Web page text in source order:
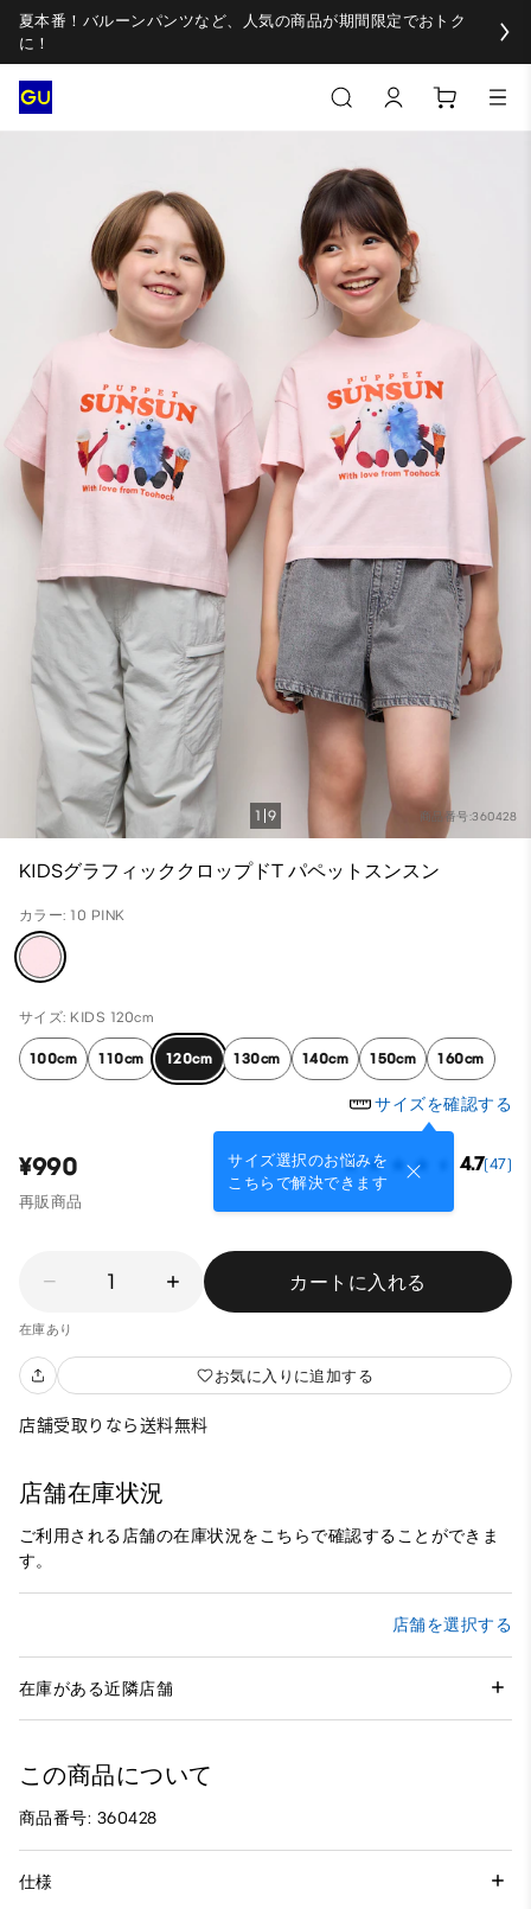
夏本番！バルーンパンツなど、人気の商品が期間限定でおトク
に！
商品番号:360428
1 9
KIDSグラフィッククロップドT パペットスンスン
カラー: 10 PINK
サイズ: KIDS 120cm
100cm 110cm 120cm 130cm 140cm 150cm 160cm
サイズを確認する
サイズ選択のお悩みを
こちらで解決できます
¥990 4.7(47)
再販商品
1 カートに入れる
在庫あり
お気に入りに追加する
店舗受取りなら送料無料
店舗在庫状況
ご利用される店舗の在庫状況をこちらで確認することができま
す。
店舗を選択する
在庫がある近隣店舗
この商品について
商品番号: 360428
仕様